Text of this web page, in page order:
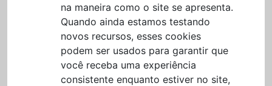
na maneira como o site se apresenta.
Quando ainda estamos testando
novos recursos, esses cookies
podem ser usados para garantir que
você receba uma experiência
consistente enquanto estiver no site,